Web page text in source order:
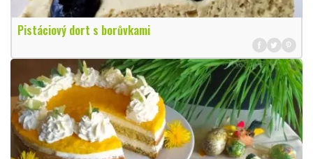
Pistáciový dort s borůvkami